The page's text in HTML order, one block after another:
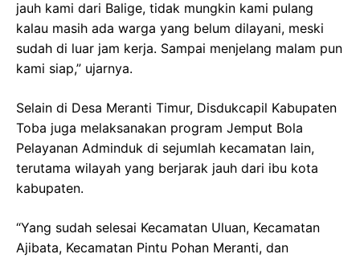
jauh kami dari Balige, tidak mungkin kami pulang
kalau masih ada warga yang belum dilayani, meski
sudah di luar jam kerja. Sampai menjelang malam pun
kami siap,” ujarnya.
Selain di Desa Meranti Timur, Disdukcapil Kabupaten
Toba juga melaksanakan program Jemput Bola
Pelayanan Adminduk di sejumlah kecamatan lain,
terutama wilayah yang berjarak jauh dari ibu kota
kabupaten.
“Yang sudah selesai Kecamatan Uluan, Kecamatan
Ajibata, Kecamatan Pintu Pohan Meranti, dan